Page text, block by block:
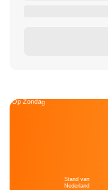
Op Zondag
Stand van
Nederland